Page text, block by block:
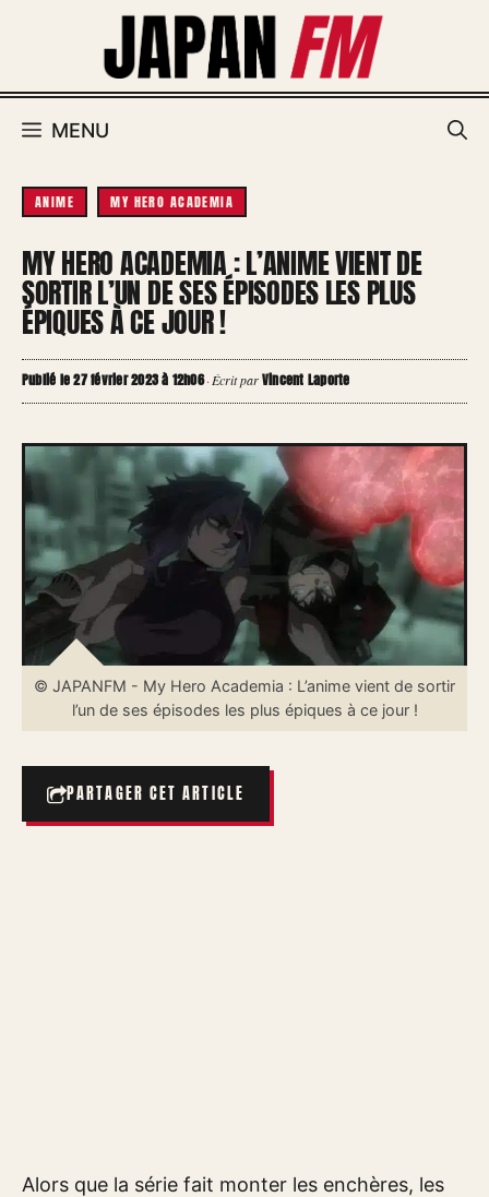
MENU
ANIME MY HERO ACADEMIA
MY HERO ACADEMIA : L’ANIME VIENT DE
SORTIR L’UN DE SES ÉPISODES LES PLUS
ÉPIQUES À CE JOUR !
Publié le 27 février 2023 à 12h06·Écrit parVincent Laporte
© JAPANFM - My Hero Academia : L’anime vient de sortir
l’un de ses épisodes les plus épiques à ce jour !
PARTAGER CET ARTICLE
Alors que la série fait monter les enchères, les